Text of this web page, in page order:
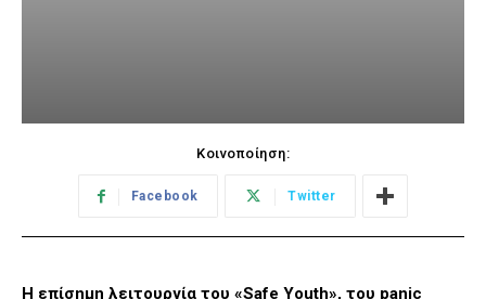
Κοινοποίηση:
Facebook Twitter
Η επίσημη λειτουργία του «Safe Youth», του panic